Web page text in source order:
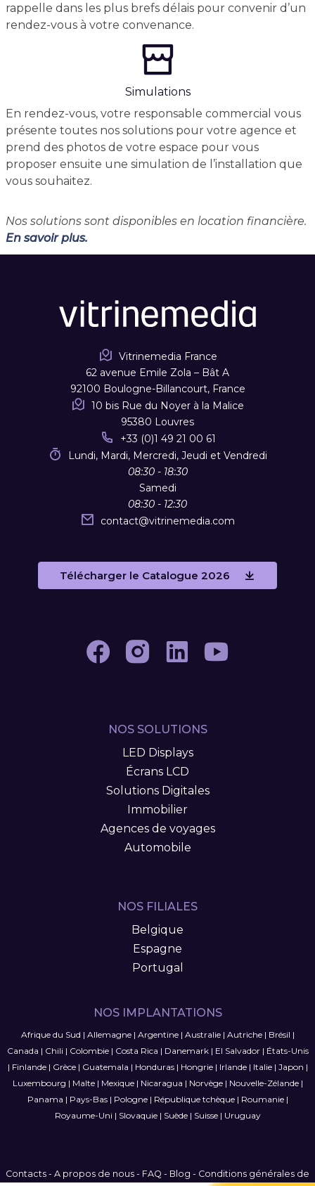
rappelle dans les plus brefs délais pour convenir d’un
rendez-vous à votre convenance.
Simulations
En rendez-vous, votre responsable commercial vous
présente toutes nos solutions pour votre agence et
prend des photos de votre espace pour vous
proposer ensuite une simulation de l’installation que
vous souhaitez.
Nos solutions sont disponibles en location financière.
En savoir plus.
Vitrinemedia France
62 avenue Emile Zola – Bât A
92100 Boulogne-Billancourt, France
10 bis Rue du Noyer à la Malice
95380 Louvres
+33 (0)1 49 21 00 61
Lundi, Mardi, Mercredi, Jeudi et Vendredi
08:30 - 18:30
Samedi
08:30 - 12:30
contact@vitrinemedia.com
Télécharger le Catalogue 2026
NOS SOLUTIONS
LED Displays
Écrans LCD
Solutions Digitales
Immobilier
Agences de voyages
Automobile
NOS FILIALES
Belgique
Espagne
Portugal
NOS IMPLANTATIONS
Afrique du Sud | Allemagne| Argentine| Australie| Autriche| Brésil |
Canada | Chili | Colombie| Costa Rica | Danemark| El Salvador| États-Unis
| Finlande| Grèce| Guatemala | Honduras| Hongrie| Irlande| Italie| Japon |
Luxembourg | Malte| Mexique| Nicaragua | Norvège| Nouvelle-Zélande|
Panama | Pays-Bas| Pologne| République tchèque| Roumanie|
Royaume-Uni | Slovaquie| Suède| Suisse| Uruguay
Contacts - A propos de nous - FAQ - Blog - Conditions générales de